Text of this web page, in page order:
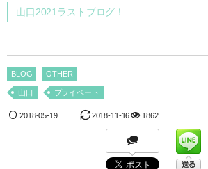
山口2021ラストブログ！
BLOG OTHER
山口 プライベート
2018-05-19 2018-11-16 1862